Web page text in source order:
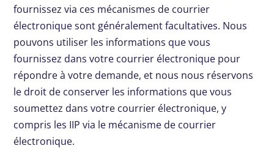
fournissez via ces mécanismes de courrier
électronique sont généralement facultatives. Nous
pouvons utiliser les informations que vous
fournissez dans votre courrier électronique pour
répondre à votre demande, et nous nous réservons
le droit de conserver les informations que vous
soumettez dans votre courrier électronique, y
compris les IIP via le mécanisme de courrier
électronique.